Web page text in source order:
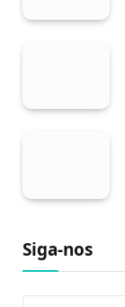
Siga-nos